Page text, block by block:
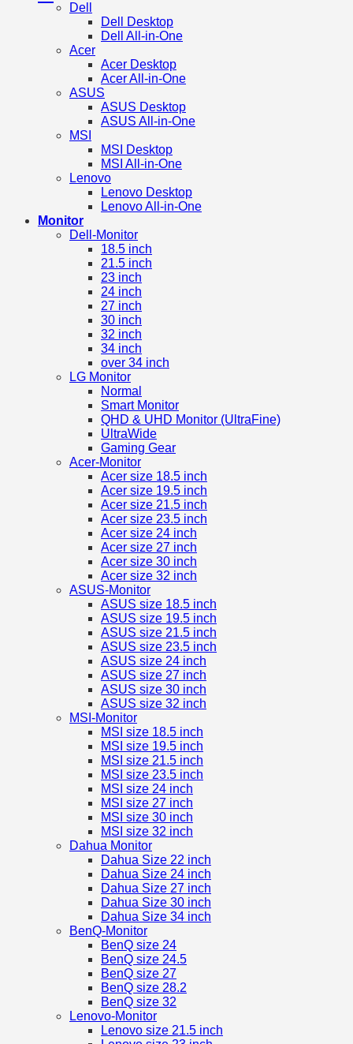
Dell
Dell Desktop
Dell All-in-One
Acer
Acer Desktop
Acer All-in-One
ASUS
ASUS Desktop
ASUS All-in-One
MSI
MSI Desktop
MSI All-in-One
Lenovo
Lenovo Desktop
Lenovo All-in-One
Monitor
Dell-Monitor
18.5 inch
21.5 inch
23 inch
24 inch
27 inch
30 inch
32 inch
34 inch
over 34 inch
LG Monitor
Normal
Smart Monitor
QHD & UHD Monitor (UltraFine)
UltraWide
Gaming Gear
Acer-Monitor
Acer size 18.5 inch
Acer size 19.5 inch
Acer size 21.5 inch
Acer size 23.5 inch
Acer size 24 inch
Acer size 27 inch
Acer size 30 inch
Acer size 32 inch
ASUS-Monitor
ASUS size 18.5 inch
ASUS size 19.5 inch
ASUS size 21.5 inch
ASUS size 23.5 inch
ASUS size 24 inch
ASUS size 27 inch
ASUS size 30 inch
ASUS size 32 inch
MSI-Monitor
MSI size 18.5 inch
MSI size 19.5 inch
MSI size 21.5 inch
MSI size 23.5 inch
MSI size 24 inch
MSI size 27 inch
MSI size 30 inch
MSI size 32 inch
Dahua Monitor
Dahua Size 22 inch
Dahua Size 24 inch
Dahua Size 27 inch
Dahua Size 30 inch
Dahua Size 34 inch
BenQ-Monitor
BenQ size 24
BenQ size 24.5
BenQ size 27
BenQ size 28.2
BenQ size 32
Lenovo-Monitor
Lenovo size 21.5 inch